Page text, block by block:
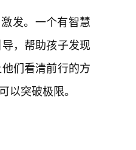
发。一个有智慧
，帮助孩子发现
们看清前行的方
以突破极限。